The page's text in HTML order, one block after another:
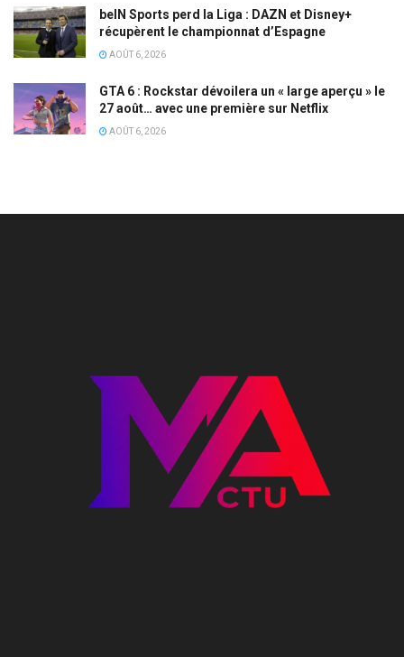
beIN Sports perd la Liga : DAZN et Disney+
récupèrent le championnat d’Espagne
AOÛT 6, 2026
GTA 6 : Rockstar dévoilera un « large aperçu » le
27 août… avec une première sur Netflix
AOÛT 6, 2026